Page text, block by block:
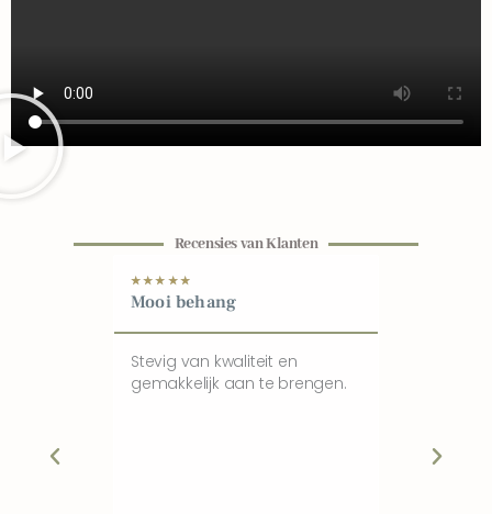
Recensies van Klanten
★ ★ ★ ★★
Mooi behang
Stevig van kwaliteit en
gemakkelijk aan te brengen.
look van